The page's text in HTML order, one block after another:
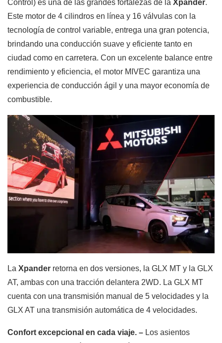
Control) es una de las grandes fortalezas de la Xpander.
Este motor de 4 cilindros en línea y 16 válvulas con la
tecnología de control variable, entrega una gran potencia,
brindando una conducción suave y eficiente tanto en
ciudad como en carretera. Con un excelente balance entre
rendimiento y eficiencia, el motor MIVEC garantiza una
experiencia de conducción ágil y una mayor economía de
combustible.
La Xpander retorna en dos versiones, la GLX MT y la GLX
AT, ambas con una tracción delantera 2WD. La GLX MT
cuenta con una transmisión manual de 5 velocidades y la
GLX AT una transmisión automática de 4 velocidades.
Confort excepcional en cada viaje. – Los asientos